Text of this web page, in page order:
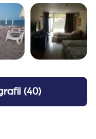
,putin ma
ca nota de
corecta!
(40)